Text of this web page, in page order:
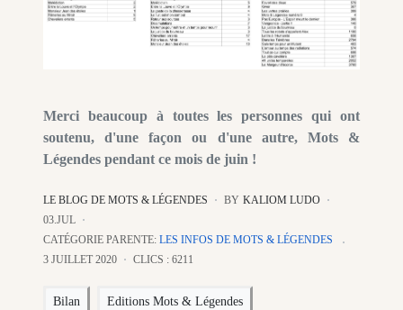
Merci beaucoup à toutes les personnes qui ont
soutenu, d'une façon ou d'une autre, Mots &
Légendes pendant ce mois de juin !
LE BLOG DE MOTS & LÉGENDES BY KALIOM LUDO
03.JUL
CATÉGORIE PARENTE: LES INFOS DE MOTS & LÉGENDES
3 JUILLET 2020
CLICS : 6211
Bilan Editions Mots & Légendes